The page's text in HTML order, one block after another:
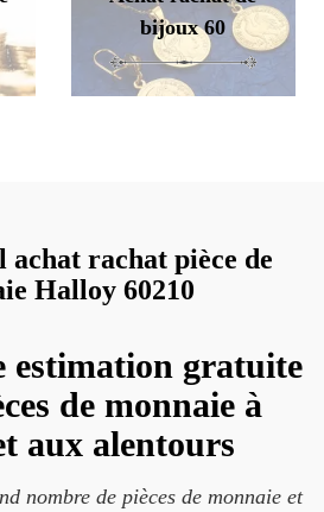
bijoux 60
achat rachat pièce de
Halloy 60210
estimation gratuite
de monnaie à
aux alentours
nombre de pièces de monnaie et